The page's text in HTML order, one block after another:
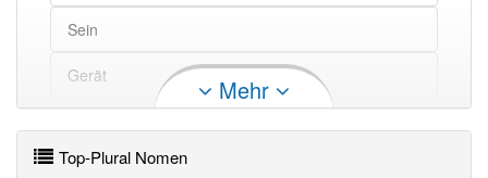
Plan
Schuss
Versuch
Ordnung
Grenze
Haltung
Fahrt
Sein
Gerät
Geschäft
Mehr
Top-Plural Nomen